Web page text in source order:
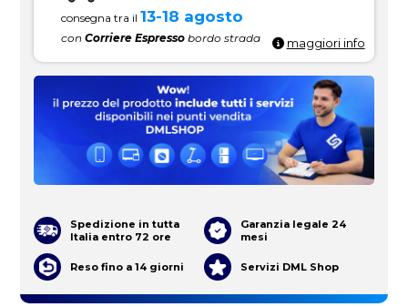
consegna tra il 13-18 agosto
conCorriere Espresso bordo strada maggiori info
Spedizione in tutta
Italia entro 72 ore
Garanzia legale 24
mesi
Reso fino a 14 giorni Servizi DML Shop